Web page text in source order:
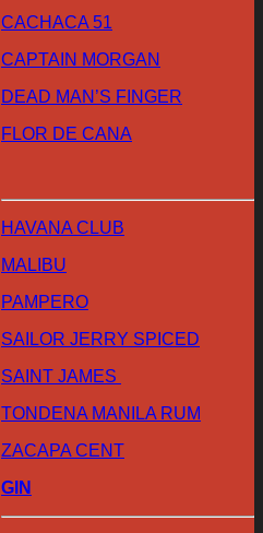
CACHACA 51
CAPTAIN MORGAN
DEAD MAN’S FINGER
FLOR DE CANA
HAVANA CLUB
MALIBU
PAMPERO
SAILOR JERRY SPICED
SAINT JAMES
TONDENA MANILA RUM
ZACAPA CENT
GIN